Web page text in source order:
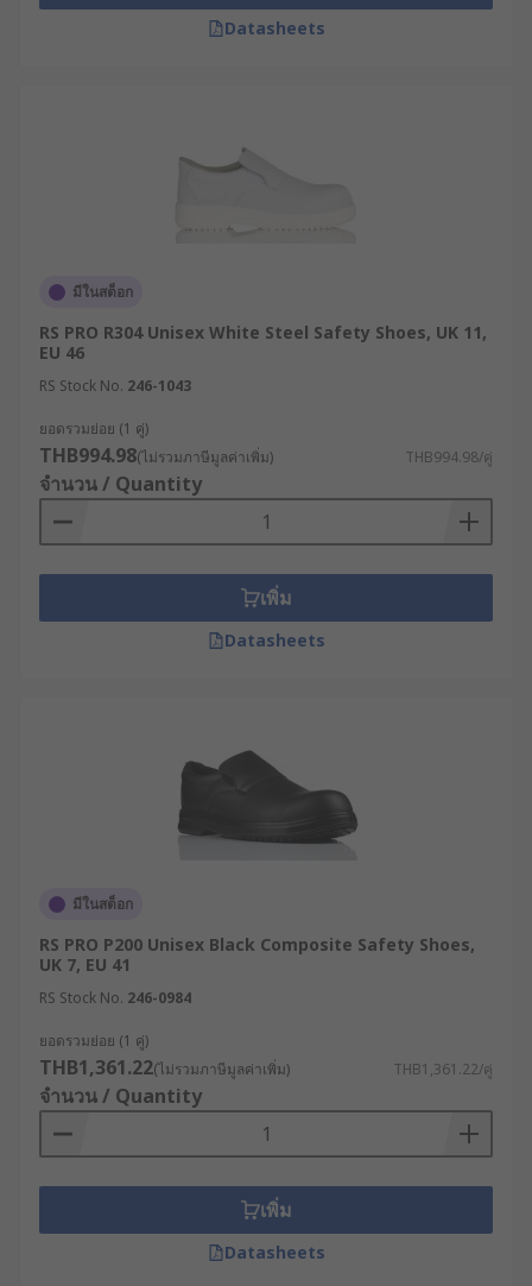
การเลือกรองเท้าเซฟตี้ให้
การเลือกรองเท้าเซฟตี้ควรพิจารณาจากลักษณะงาน
และความสบายในการใช้งานระยะยาว โดยปัจจัย
หรือหัวคอมโพสิตตามระดับความเสี่ยงจากแรง
กระแทกและน้ำหนักของวัตถุที่อาจตกใส่เท้า
จำเป็นต้องมีแผ่นกันเจาะ ป้องกันการลื่น หรือทน
ต่อน้ำมันและสารเคมีหรือไม่
รูปแบบรองเท้า : รองเท้าหุ้มข้อเหมาะกับงานที่
ต้องการการพยุงข้อเท้า ส่วนรองเท้าแบบโลว์คัต
สภาพแวดล้อมในการทำงาน : เช่น พื้นเปียก พื้น
มัน พื้นขรุขระ หรือพื้นที่ที่มีไฟฟ้าสถิต ควรเลือก
เซฟตี้ที่ไม่พอดีอาจทำให้เกิดความเหนื่อยล้า เกิด
ตุ่มพอง และส่งผลต่อปัญหากล้ามเนื้อและกระดูก
ในระยะยาว แม้ว่ารองเท้านั้นจะผ่านมาตรฐาน
ความปลอดภัยทางเทคนิคครบถ้วนก็ตาม
อุปกรณ์ PPE อื่น ๆ : เช่น การตรวจสอบว่าขา
กางเกง ผ้าคลุมหน้าแข้ง หรือชุดป้องกันสารเคมี
สามารถคลุมทับรองเท้าได้อย่างเหมาะสม เพื่อ
รักษาประสิทธิภาพในการป้องกันน้ำกระเซ็น
มาตรฐานความปลอดภัย : ตรวจสอบว่ารองเท้า
เป็นไปตามมาตรฐาน EN ISO 20345 หรือ
มาตรฐานอุตสาหกรรมอื่น ๆ ที่เกี่ยวข้อง เพื่อให้
มั่นใจว่าเป็นไปตามข้อกำหนดด้านความปลอดภัย
ตัวอย่างการใช้งานรองเท้า
Datasheets
มีในสต็อก
RS PRO R304 Unisex White Steel Safety Shoes, UK 11,
EU 46
RS Stock No. 246-1043
ยอดรวมย่อย (1 คู่)
THB994.98(ไม่รวมภาษีมูลค่าเพิ่ม) THB994.98/คู่
จำนวน / Quantity
เพิ่ม
Datasheets
มีในสต็อก
RS PRO P200 Unisex Black Composite Safety Shoes,
UK 7, EU 41
RS Stock No. 246-0984
ยอดรวมย่อย (1 คู่)
THB1,361.22(ไม่รวมภาษีมูลค่าเพิ่ม) THB1,361.22/คู่
จำนวน / Quantity
เพิ่ม
Datasheets